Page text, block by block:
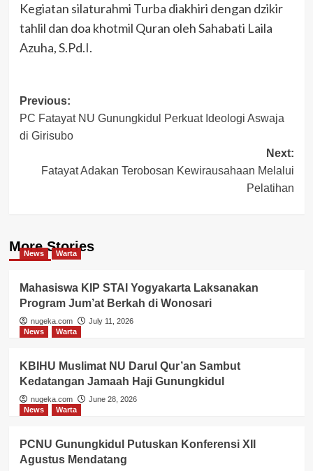
Kegiatan silaturahmi Turba diakhiri dengan dzikir
tahlil dan doa khotmil Quran oleh Sahabati Laila
Azuha, S.Pd.I.
Post
navigation
Previous:
PC Fatayat NU Gunungkidul Perkuat Ideologi Aswaja
di Girisubo
Next:
Fatayat Adakan Terobosan Kewirausahaan Melalui
Pelatihan
More Stories
News Warta
Mahasiswa KIP STAI Yogyakarta Laksanakan
Program Jum’at Berkah di Wonosari
nugeka.com
July 11, 2026
News
Warta
KBIHU Muslimat NU Darul Qur’an Sambut
Kedatangan Jamaah Haji Gunungkidul
nugeka.com
June 28, 2026
News
Warta
PCNU Gunungkidul Putuskan Konferensi XII
Agustus Mendatang